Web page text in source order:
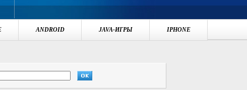
ANDROID JAVA-ИГРЫ IPHONE